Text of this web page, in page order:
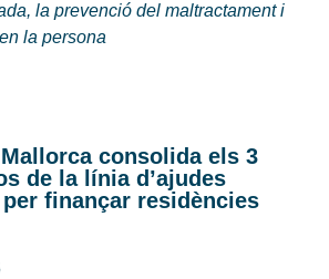
la prevenció del maltractament i
la persona
consolida els 3
de la línia d’ajudes
finançar residències